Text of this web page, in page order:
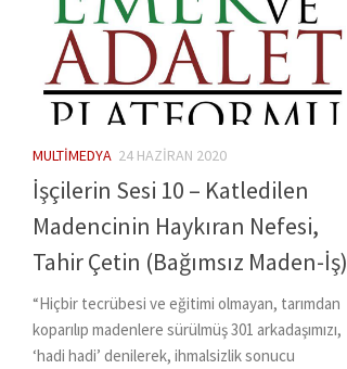
MULTIMEDYA 24 HAZIRAN 2020
İşçilerin Sesi 10 – Katledilen
Madencinin Haykıran Nefesi,
Tahir Çetin (Bağımsız Maden-İş)
“Hiçbir tecrübesi ve eğitimi olmayan, tarımdan
koparılıp madenlere sürülmüş 301 arkadaşımızı,
‘hadi hadi’ denilerek, ihmalsizlik sonucu